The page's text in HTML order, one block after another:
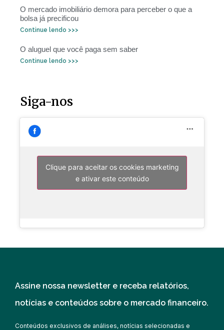
O mercado imobiliário demora para perceber o que a
bolsa já precificou
Continue lendo >>>
O aluguel que você paga sem saber
Continue lendo >>>
Siga-nos
Clique para aceitar os cookies marketing
e ativar este conteúdo
Assine nossa newsletter e receba relatórios,
notícias e conteúdos sobre o mercado financeiro.
Conteúdos exclusivos de análises, notícias selecionadas e